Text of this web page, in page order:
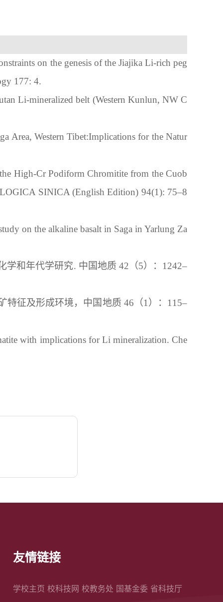
on the genesis of the Jiajika Li-rich peg
177: 4.
Li-mineralized belt (Western Kunlun, NW C
Area, Western Tibet:Implications for the Natur
High-Cr Podiform Chromitite from the Cuob
SINICA (English Edition) 94(1): 75–8
on the alkaline basalt in Saga in Yarlung Za
学和年代学研究. 中国地质 42 （5）： 1242–
特征及形成环境， 中国地质 46 （1 ） ： 115–
with implications for Li mineralization. Che
友情链接
学校主页 校科技网 校教务处 国基金委 省科技厅